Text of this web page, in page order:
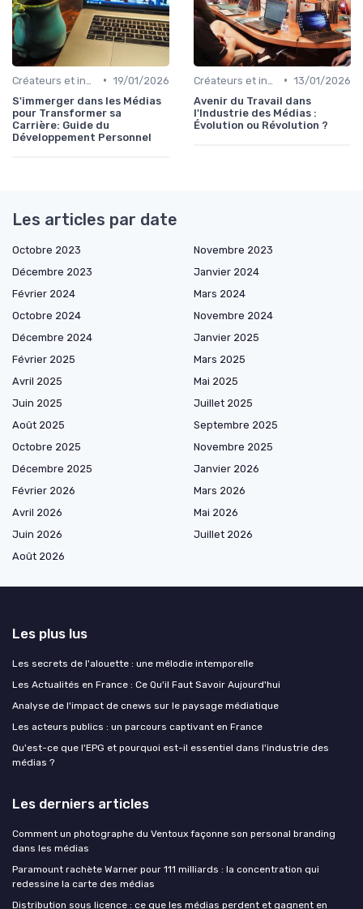
• 19/01/2026
S'immerger dans les Médias
pour Transformer sa
Carrière: Guide du
Développement Personnel
• 13/01/2026
Avenir du Travail dans
l'Industrie des Médias :
Évolution ou Révolution ?
Les articles par date
Octobre 2023
Novembre 2023
Décembre 2023
Janvier 2024
Février 2024
Mars 2024
Octobre 2024
Novembre 2024
Décembre 2024
Janvier 2025
Février 2025
Mars 2025
Avril 2025
Mai 2025
Juin 2025
Juillet 2025
Août 2025
Septembre 2025
Octobre 2025
Novembre 2025
Décembre 2025
Janvier 2026
Février 2026
Mars 2026
Avril 2026
Mai 2026
Juin 2026
Juillet 2026
Août 2026
Les plus lus
Les secrets de l'alouette : une mélodie intemporelle
Les Actualités en France : Ce Qu'il Faut Savoir Aujourd'hui
Analyse de l'impact de cnews sur le paysage médiatique
Les acteurs publics : un parcours captivant en France
Qu'est-ce que l'EPG et pourquoi est-il essentiel dans l'industrie des
médias ?
Les derniers articles
Comment un photographe du Ventoux façonne son personal branding
dans les médias
Paramount rachète Warner pour 111 milliards : la concentration qui
redessine la carte des médias
Distribution sous licence : ce que les médias perdent et gagnent en